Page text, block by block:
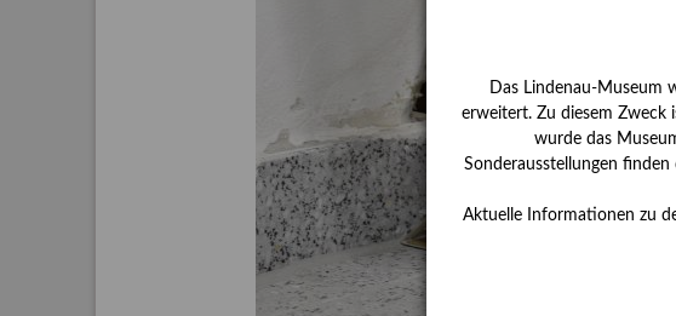
Das Lindenau-Museum
erweitert. Zu diesem Zweck
wurde das
Sonderausstellungen finden
Aktuelle Informationen zu